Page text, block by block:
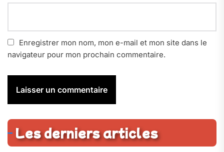
Enregistrer mon nom, mon e-mail et mon site dans le
navigateur pour mon prochain commentaire.
Les derniers articles